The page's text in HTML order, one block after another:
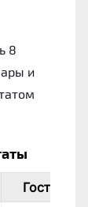
8
и
Гости